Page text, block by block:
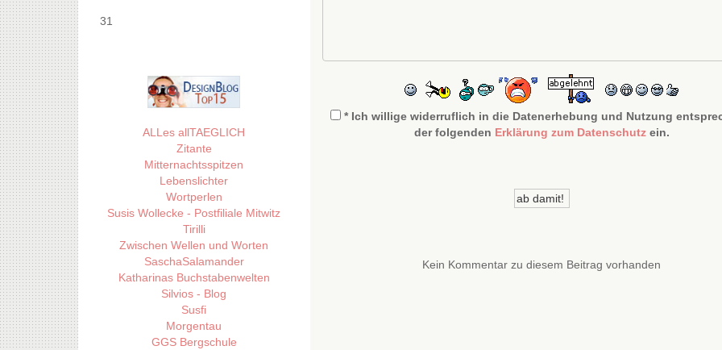
* Ich willige widerruflich in die Datenerhebung und Nutzung
der folgenden Erklärung zum Datenschutzein.
Kein Kommentar zu diesem Beitrag vorhanden
31
ALLes allTAEGLICH
Zitante
Mitternachtsspitzen
Lebenslichter
Wortperlen
Susis Wollecke - Postfiliale Mitwitz
Tirilli
Zwischen Wellen und Worten
SaschaSalamander
Katharinas Buchstabenwelten
Silvios - Blog
Susfi
Morgentau
GGS Bergschule